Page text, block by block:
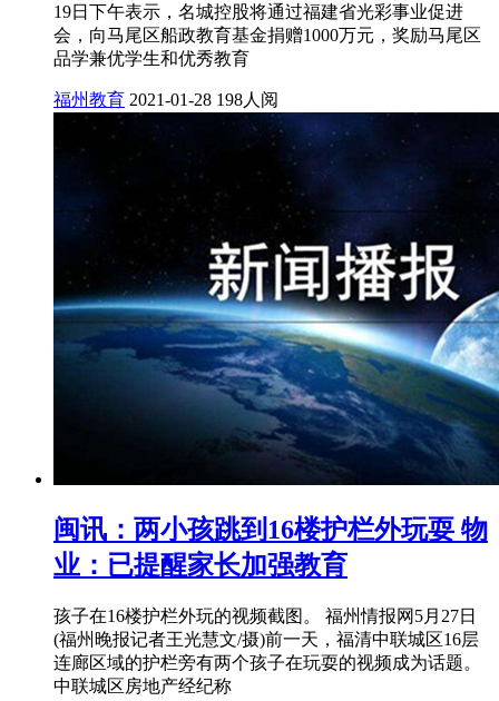
19日下午表示，名城控股将通过福建省光彩事业促进
会，向马尾区船政教育基金捐赠1000万元，奖励马尾区
品学兼优学生和优秀教育
福州教育 2021-01-28 198人阅
闽讯：两小孩跳到16楼护栏外玩耍 物
业：已提醒家长加强教育
孩子在16楼护栏外玩的视频截图。 福州情报网5月27日
(福州晚报记者王光慧文/摄)前一天，福清中联城区16层
连廊区域的护栏旁有两个孩子在玩耍的视频成为话题。
中联城区房地产经纪称